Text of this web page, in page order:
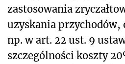
zastosowania
uzyskania przychodów,
np. w art. 22 ust. 9
szczególności koszty